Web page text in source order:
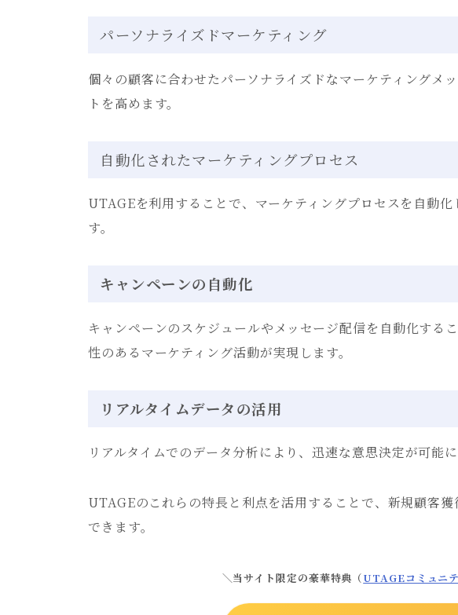
パーソナライズドマーケティング
個々の顧客に合わせたパーソナライズドなマーケティングメ
トを高めます。
自動化されたマーケティングプロセス
UTAGEを利用することで、マーケティングプロセスを自動
す。
キャンペーンの自動化
キャンペーンのスケジュールやメッセージ配信を自動化する
性のあるマーケティング活動が実現します。
リアルタイムデータの活用
リアルタイムでのデータ分析により、迅速な意思決定が可能に
UTAGEのこれらの特長と利点を活用することで、新規顧客
できます。
＼当サイト限定の豪華特典（UTAGEコミュニ